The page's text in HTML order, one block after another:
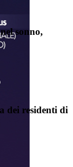
sonno,
dei residenti di